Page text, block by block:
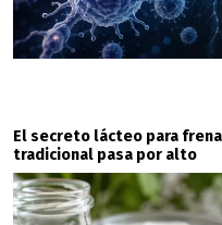
El secreto lácteo para
tradicional pasa por alto